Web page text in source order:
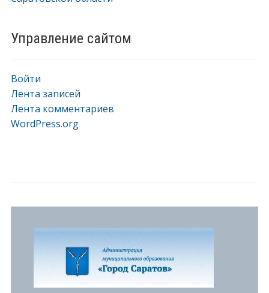
Управление сайтом
Войти
Лента записей
Лента комментариев
WordPress.org